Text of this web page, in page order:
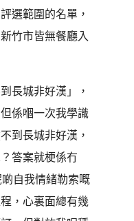
選範圍的名單，
竹市皆無餐廳入
長城非好漢」，
係嗰一次我學識
到長城非好漢，
答案就梗係冇
自我情緒勒索嘅
，心裏面總有幾